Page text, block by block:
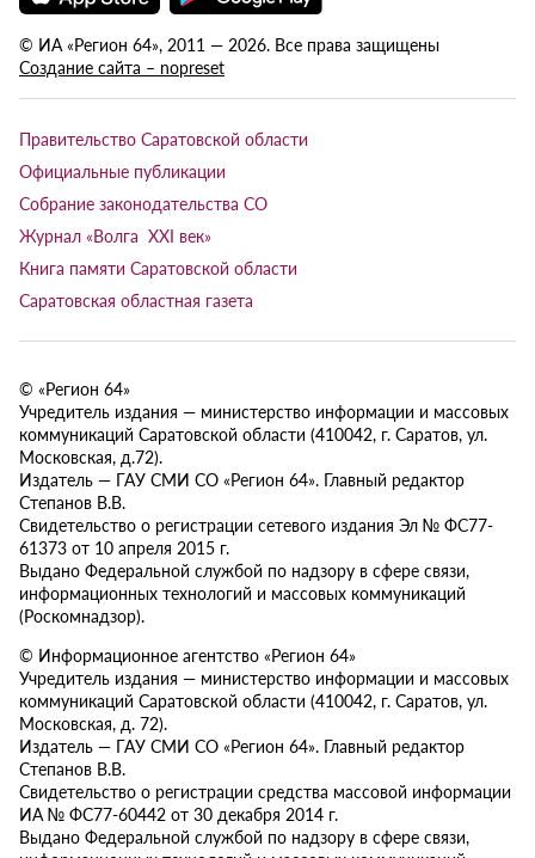
© ИА «Регион 64», 2011 — 2026. Все права защищены
Создание сайта – nopreset
Правительство Саратовской области
Официальные публикации
Собрание законодательства СО
Журнал «Волга XXI век»
Книга памяти Саратовской области
Саратовская областная газета
© «Регион 64»
Учредитель издания — министерство информации и массовых
коммуникаций Саратовской области (410042, г. Саратов, ул.
Московская, д.72).
Издатель — ГАУ СМИ СО «Регион 64». Главный редактор
Степанов В.В.
Свидетельство о регистрации сетевого издания Эл № ФС77-
61373 от 10 апреля 2015 г.
Выдано Федеральной службой по надзору в сфере связи,
информационных технологий и массовых коммуникаций
(Роскомнадзор).
© Информационное агентство «Регион 64»
Учредитель издания — министерство информации и массовых
коммуникаций Саратовской области (410042, г. Саратов, ул.
Московская, д. 72).
Издатель — ГАУ СМИ СО «Регион 64». Главный редактор
Степанов В.В.
Свидетельство о регистрации средства массовой информации
ИА № ФС77-60442 от 30 декабря 2014 г.
Выдано Федеральной службой по надзору в сфере связи,